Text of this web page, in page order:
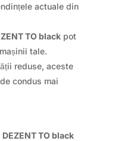
actuale din
TO blackpot
tale.
reduse, aceste
condus mai
DEZENT TO black